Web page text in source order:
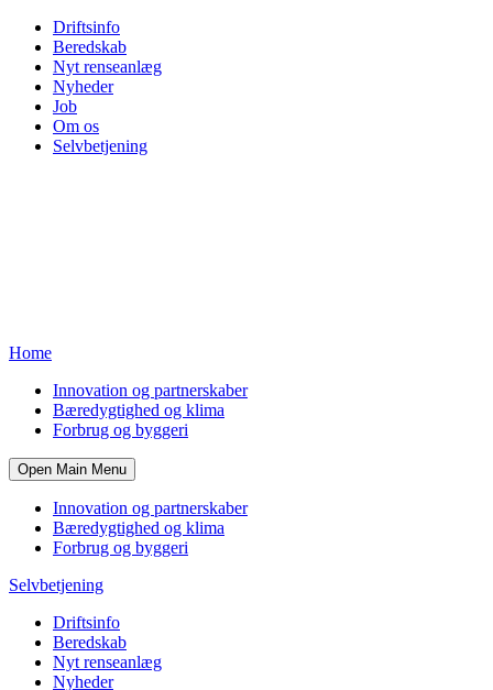
Driftsinfo
Beredskab
Nyt renseanlæg
Nyheder
Job
Om os
Selvbetjening
Home
Innovation og partnerskaber
Bæredygtighed og klima
Forbrug og byggeri
Open Main Menu
Innovation og partnerskaber
Bæredygtighed og klima
Forbrug og byggeri
Selvbetjening
Driftsinfo
Beredskab
Nyt renseanlæg
Nyheder